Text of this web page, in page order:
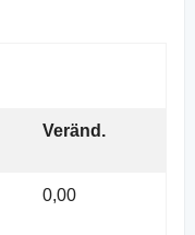
Veränd.
0,00